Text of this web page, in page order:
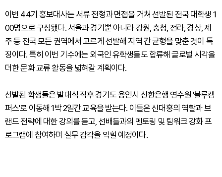
이번 44기 홍보대사는 서류 전형과 면접을 거쳐 선발된 전국 대학생 1
00명으로 구성됐다. 서울과 경기뿐 아니라 강원, 충청, 전라, 경상, 제
주 등 전국 모든 권역에서 고르게 선발해 지역 간 균형을 맞춘 것이 특
징이다. 특히 이번 기수에는 외국인 유학생들도 합류해 글로벌 시각을
더한 문화 교류 활동을 넓혀갈 계획이다.
선발된 학생들은 발대식 직후 경기도 용인시 신한은행 연수원 '블루캠
퍼스'로 이동해 1박 2일간 교육을 받는다. 이들은 신대홍의 역할과 브
랜드 전략에 대한 강의를 듣고, 선배들과의 멘토링 및 팀워크 강화 프
로그램에 참여하며 실무 감각을 익힐 예정이다.